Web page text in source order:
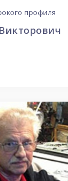
профиля